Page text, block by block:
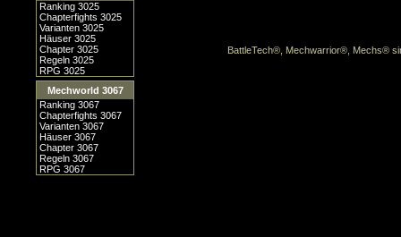
Ranking 3025
Chapterfights 3025
Varianten 3025
Häuser 3025
Chapter 3025
Regeln 3025
RPG 3025
Mechworld 3067
Ranking 3067
Chapterfights 3067
Varianten 3067
Häuser 3067
Chapter 3067
Regeln 3067
RPG 3067
BattleTech®, Mechwarrior®, Mechs®